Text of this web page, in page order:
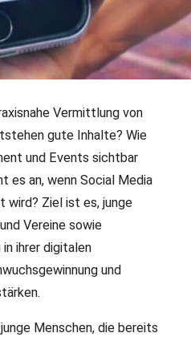
- Social Media
Alltag - auch im Sport und
Bahn – Social Media
gezielt an junge
im Bereich Social Media
möchten.
Vermittlung von
gute Inhalte? Wie
und Events sichtbar
es an, wenn Social Media
Ziel ist es, junge
Vereine sowie
ihrer digitalen
und
Menschen, die bereits